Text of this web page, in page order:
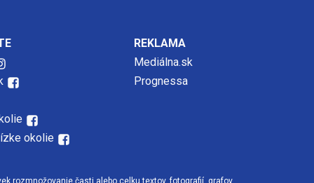
okolie
REKLAMA
Mediálna.sk
Prognessa